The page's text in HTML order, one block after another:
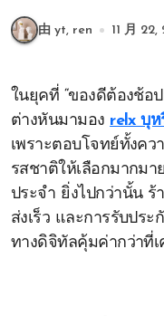
由 yt, ren 11 月 22,
ในยุคที่ “ของดีต้องช้อปออนไลน์” เท่านั้น สายสูบหลายคน
ต่างหันมามอง relx บุห
เพราะตอบโจทย์ทั้งค
รสชาติให้เลือกมากม
ประจำ ยิ่งไปกว่านั้น
ส่งเร็ว และการรับปร
ทางดิจิทัลคุ้มค่ากว่าที่เ